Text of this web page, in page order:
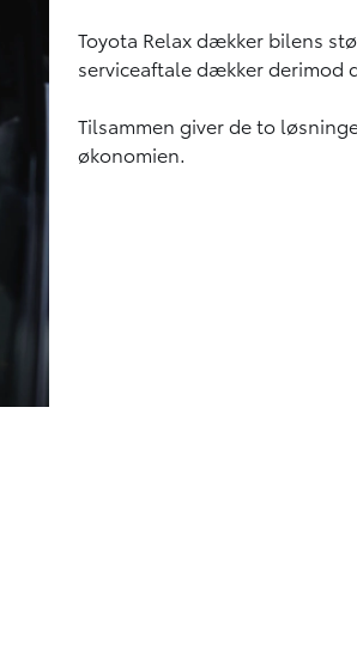
Toyota Relax dækker bilens
serviceaftale dækker derimod
Tilsammen giver de to
økonomien.